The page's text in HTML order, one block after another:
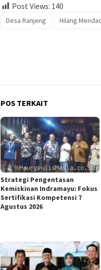
Post Views: 140
Desa Ranjeng Hilang
POS TERKAIT
Strategi Pengentasan
Kemiskinan Indramayu: Fokus
Sertifikasi Kompetensi 7
Agustus 2026